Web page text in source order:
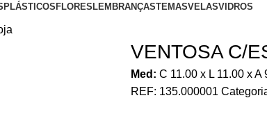
PLÁSTICOSFLORESLEMBRANÇASTEMASVELASVIDROS
VENTOSA C/
Med: C 11.00 x L 11.00 xA
REF: 135.000001